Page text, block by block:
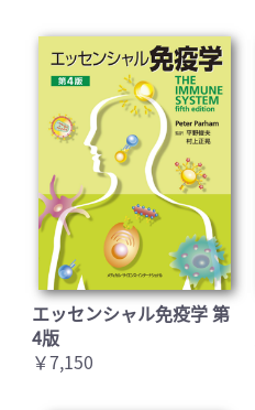
エッセンシャル免疫学 第
4版
￥7,150